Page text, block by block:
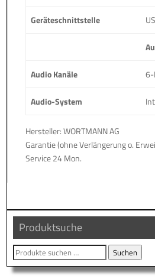
Geräteschnittstelle
Audio Kanäle 6-
Audio-System
Hersteller: WORTMANN AG
Garantie (ohne Verlängerung o.
Service 24 Mon.
Produktsuche
Suche
nach:
Suchen